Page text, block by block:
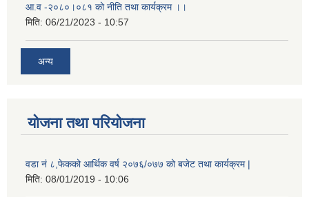
आ.व -२०८०।०८१ को नीति तथा कार्यक्रम ।।
मिति: 06/21/2023 - 10:57
अन्य
योजना तथा परियोजना
वडा नं ८,फेकको आर्थिक वर्ष २०७६/०७७ को बजेट तथा कार्यक्रम |
मिति: 08/01/2019 - 10:06